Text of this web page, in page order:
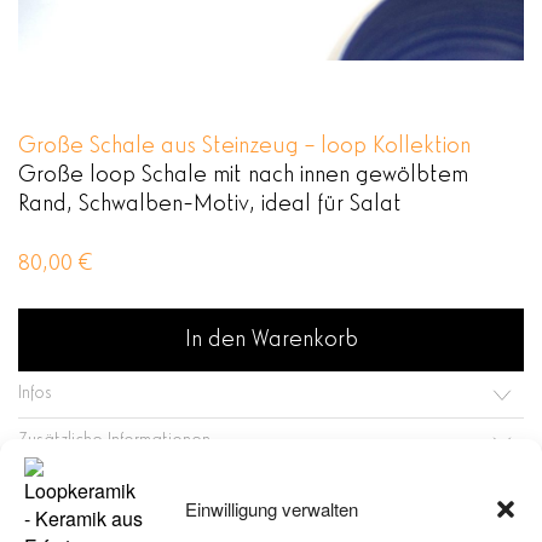
Einwilligung verwalten
Große Schale aus Steinzeug – loop Kollektion
Große loop Schale mit nach innen gewölbtem
Rand, Schwalben-Motiv, ideal für Salat
80,00 €
Verfügbar bei Nachbestellung
In den Warenkorb
Infos
Zusätzliche Informationen